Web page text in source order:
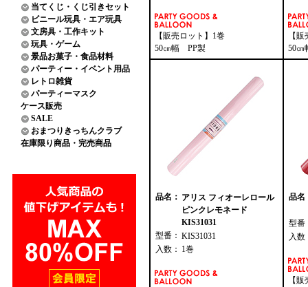
当てくじ・くじ引きセット
ビニール玩具・エア玩具
文房具・工作キット
玩具・ゲーム
景品お菓子・食品材料
パーティー・イベント用品
レトロ雑貨
パーティーマスク
ケース販売
SALE
おまつりきっちんクラブ
在庫限り商品・完売商品
【販売ロット】1巻
50㎝幅 PP製
【
50
品名： アリス フィオーレロール
ピンクレモネード
KIS31031
型番： KIS31031
入数： 1巻
品名
型番
入数
【